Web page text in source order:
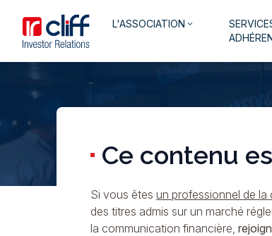
contenu
principal
Aller directement au contenu
Navigation
L'ASSOCIATION keyboard_arrow_down
Ce contenu
Si vous êtes un professionnel de
des titres admis sur un marché
la communication financière,